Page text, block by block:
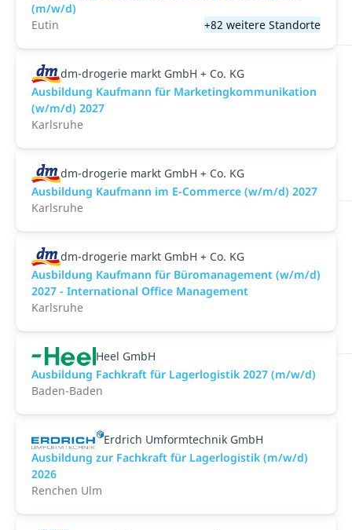
(m/w/d)
Eutin
+82 weitere Standorte
dm-drogerie markt GmbH + Co. KG
Ausbildung Kaufmann für Marketingkommunikation
(w/m/d) 2027
Karlsruhe
dm-drogerie markt GmbH + Co. KG
Ausbildung Kaufmann im E-Commerce (w/m/d) 2027
Karlsruhe
dm-drogerie markt GmbH + Co. KG
Ausbildung Kaufmann für Büromanagement (w/m/d)
2027 - International Office Management
Karlsruhe
Heel GmbH
Ausbildung Fachkraft für Lagerlogistik 2027 (m/w/d)
Baden-Baden
Erdrich Umformtechnik GmbH
Ausbildung zur Fachkraft für Lagerlogistik (m/w/d)
2026
Renchen Ulm